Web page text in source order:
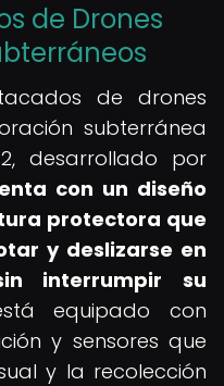
de Drones
de drones
subterránea
desarrollado por
con un diseño
protectora que
y deslizarse en
interrumpir su
equipado con
y sensores que
y la recolección